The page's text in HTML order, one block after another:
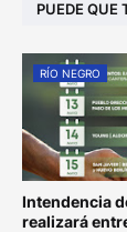
PUEDE QUE
RÍO NEGRO
Intendencia
realizará